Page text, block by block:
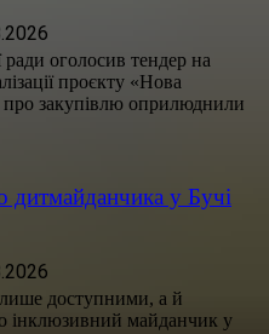
ради оголосив тендер на
проєкту «Нова
про закупівлю оприлюднили
дитмайданчика у Бучі
доступними, а й
майданчик у